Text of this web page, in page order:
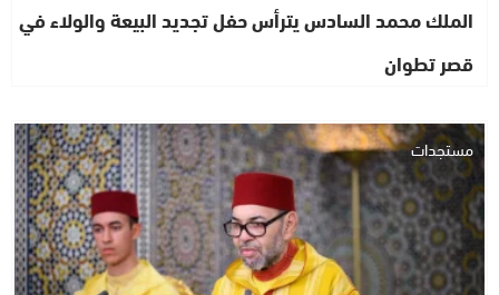
الملك محمد السادس يترأس حفل تجديد البيعة والولاء في
قصر تطوان
مستجدات